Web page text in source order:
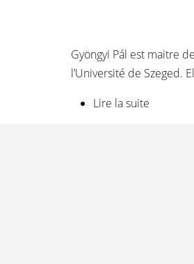
Gyöngyi Pál est maitre
l’Université de Szeged.
Lire la suite